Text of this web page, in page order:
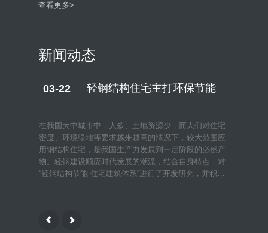
查看更多>
新闻动态
03-22 轻钢结构住宅主打环保节能
在我国大中城市中，人多、土地资源少，而人们对住宅
密度、环境绿地等要求越来越高的情况下，较大范围应
用钢结构住宅，是我国生产力发展到一定阶段的必然产
物。轻钢建设顺应时代发展的潮流，结合自身特点，对
“轻钢结构节能 住宅建筑体系”进行了开发研究，并积…